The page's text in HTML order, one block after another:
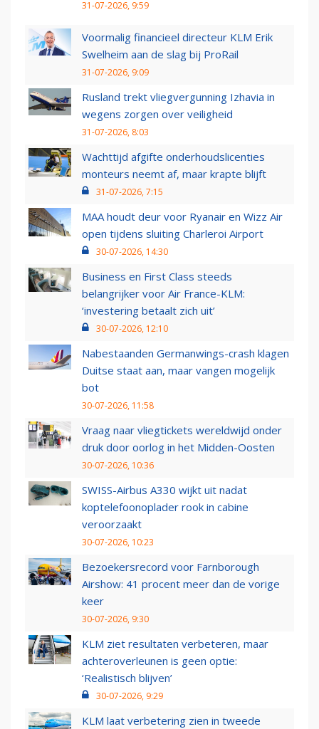
31-07-2026, 9:59
Voormalig financieel directeur KLM Erik
Swelheim aan de slag bij ProRail
31-07-2026, 9:09
Rusland trekt vliegvergunning Izhavia in
wegens zorgen over veiligheid
31-07-2026, 8:03
Wachttijd afgifte onderhoudslicenties
monteurs neemt af, maar krapte blijft
31-07-2026, 7:15
MAA houdt deur voor Ryanair en Wizz Air
open tijdens sluiting Charleroi Airport
30-07-2026, 14:30
Business en First Class steeds
belangrijker voor Air France-KLM:
‘investering betaalt zich uit’
30-07-2026, 12:10
Nabestaanden Germanwings-crash klagen
Duitse staat aan, maar vangen mogelijk
bot
30-07-2026, 11:58
Vraag naar vliegtickets wereldwijd onder
druk door oorlog in het Midden-Oosten
30-07-2026, 10:36
SWISS-Airbus A330 wijkt uit nadat
koptelefoonoplader rook in cabine
veroorzaakt
30-07-2026, 10:23
Bezoekersrecord voor Farnborough
Airshow: 41 procent meer dan de vorige
keer
30-07-2026, 9:30
KLM ziet resultaten verbeteren, maar
achteroverleunen is geen optie:
‘Realistisch blijven’
30-07-2026, 9:29
KLM laat verbetering zien in tweede